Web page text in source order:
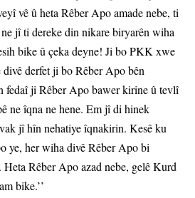
vê û heta Rêber Apo amade nebe, ti
jî ti dereke din nikare biryarên wiha
bike û çeka deyne! Ji bo PKK xwe
derfet ji bo Rêber Apo bên
fedaî ji Rêber Apo bawer kirine û tevlî
ne îqna ne hene. Em jî di hinek
jî hîn nehatiye îqnakirin. Kesê ku
ye, her wiha divê Rêber Apo bi
Rêber Apo azad nebe, gelê Kurd
bike.’’